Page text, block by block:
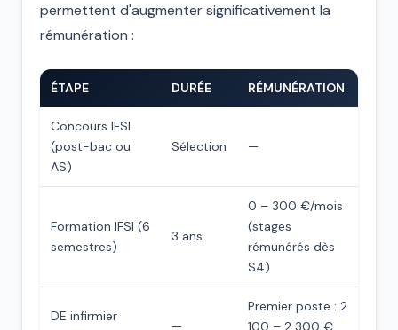
permettent d'augmenter significativement la
rémunération :
ÉTAPE DURÉE RÉMUNÉRATION
Concours IFSI
(post-bac ou
AS)
Sélection —
Formation IFSI (6
semestres)
3 ans
0 – 300 €/mois
(stages
rémunérés dès
S4)
DE infirmier
—
Premier poste : 2
100 – 2 300 €